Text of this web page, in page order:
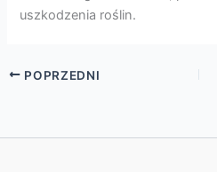
uszkodzenia roślin.
POPRZEDNI